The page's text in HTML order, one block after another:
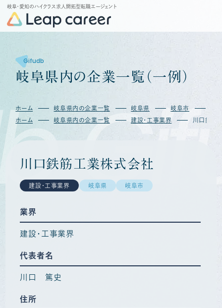
岐阜・愛知のハイクラス求人開拓型転職エージェント
Gifudb
岐阜県 内の企業一覧 （ 一例 ）
ホーム 岐阜県内の企業一覧 岐阜県 岐阜市
ホーム
岐阜県内の企業一覧 建設・工事業界 川口鉄筋
川口鉄筋工業株式会社
建設・工事業界 岐阜県 岐阜市
業界
建設・工事業界
代表者名
川口 篤史
住所